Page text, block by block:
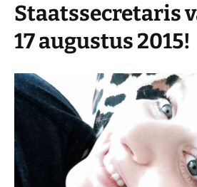
Staatssecretaris
17 augustus 2015!